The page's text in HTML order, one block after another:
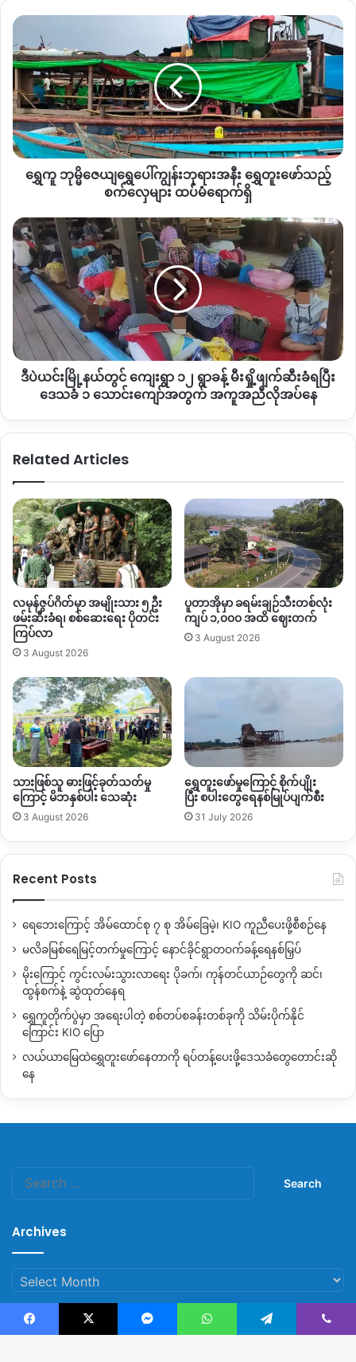
သည့် စစ်ကောင်စီ စစ်ကြောင်းသည် ယနေ့နံနက် မှော်ပုံကျေးရွာမှ
တပ်ပြန်လည်ဆုတ်သွားပြီဖြစ်ကြောင်း သိရသည်။
ထို့အပြင် ဒီဇင်ဘာ ၅ ရက်နေ့ စစ်ကောင်စီတပ် အင်အား
အလုံးအရင်းဖြင့် ဝင်စီးခဲ့ချိန် မဒဲန်ယန် ကျေးရွာဘုန်းကြီးကျောင်း
အတွင်း စုဝေးနေသည့် အရပ်သား ၁၈ ဦးကိုPDFဟု စွပ်စွဲပိတ်ဆို့
ဖမ်းဆီးခဲ့ပြီး ယင်းတို့အနက် ၁၁ ဦးကို နိုဝင်ဘာလ ၆ ရက် ယနေ့
နံနက် စစ်ကြောရေး ပို့လိုက်ကြောင်း ကျေးရွာနေအမျိုးသား တစ်ဦး
က ပြောသည်။
”အခြေအနေကတော့ မကောင်းဘူး ကျွန်တော်တို့ ဘက်က
၁၁ယောက်ပါသွားတယ်။ အစက ၁၈ ယောက်ဖမ်းထားတာ ကျန်တဲ့
သက်ကြီးရွယ်အိုနဲ့ ကလေးတွေပေါ့ ၇ နှစ်အရွယ် ၁၃ နှစ်အရွယ် ၁၄
နှစ်အရွယ် သုံးယောက်နဲ့သက်ကြီးရွယ်အိုတွေကိုပြန်လွတ်ပြီး လူငယ်
လူလတ်ပိုင်းတွေကို ဖမ်း ခေါ်သွားတယ်”ဟု ပြောသည်။
KIA နှင့်PDFပူးပေါင်းတပ်ဖွဲ့က Maden Yangကျေးရွာတွင်
စစ်တပ်က ဖမ်းဆီးထားသော အရပ်သားများကို ကယ်ထုတ်ရန်
သွားရောက်ခဲ့သော်လည်း နောက်ကျသွားသည့်အတွက် လက်လွတ်ခဲ့
ရကြောင်း အထက်တွင်ဖော်ပြခဲ့သည့် ဒေသခံအမျိုးသားတစ်ဦးက
ပြောသည်။
”သူတို့ကကျောင်းကိုအကာအကွယ်ယူပြီးနေထားတော့ ဒီ
ဘက်ကလုပ်ရ ကိုင်ရခက်သွားတာ။ ဒီဘက်က ၂နာရီ နောက်ပိုင်း
ကတည်းကစပြီး ဝင်စီးပေမယ့် ပစ်တာခတ်တာ နည်းနည်းကြာသွား
တော့ ဖမ်းထားတဲ့လူတွေကို မရလိုက်ဘူး သူတို့က ၂နာရီကတည်းက
ခေါ်ထုတ်သွားပြီအဲ့ကနေ”ဟုအထက်ဖော်ပြပါ အမျိုးသားက
ပြောသည်။
ဖမ်းဆီးခေါ်ဆောင်သွားသည့် အရပ်သား ၁၁ ဦးတွင် အမျိုးသား ၄
ဦး နှင့် အမျိုးသမီး ၇ ဦးပါဝင်ပြီး အသက် ၂၀ ကျော်၊ ၃၀ ကျော်
လူငယ် လူလတ်ပိုင်းများပါဝင်ကြောင်း သိရသည်။
”သူတို့ ဖားကန့်ဗျူဟာကုန်းဘက်ကစစ်ကြောရေးပို့ထားတယ်သိရ
တယ် အဲ့မှာတစ်ပတ် ၁၀ ရက်လောက်တော့ကြာမှာပြီးမှ ရဲအချုပ်တို့
ထောင်တို့ပို့မှာပဲ နာမည်စာရင်းတွေက အတည်ပြုနေတုန်း ၁၁
ယောက်ပဲ။ မြင်တာဘယ်သူဘယ်ဝါတွေပါသွားလဲ အတည်ပြုနေ
တုန်းတချို့လည်း ပုန်းရှောင်နေရတဲ့သူတွေရှိတယ်”ဟု မမုံကျေးရွာမှ
အမျိုးသားတစ်ဦးက ပြောသည်။
လက်ရှိ
ပြည်သူ ၃ ပုံ ၂ပုံခန့်က လုံးခင်း၊ ဆိုင်းရာ၊ ဖား
စစ်ကောင်စီတပ် စစ်ကြောင်းများ တပ်ဆုတ်သွားသော်လည်း
အထိနာထားသည့်အတွက် အချိန်မရွေးတိုက်ပွဲဖြစ်လာနိုင်ကြောင်း
ဒေသခံတစ်ချို့က သုံးသပ်ပြောဆိုသည်။
ဖားကန့်မြို့နယ် အနန့်ပါတွင် စစ်တပ်က လေယာဉ်နှင့် ပစ်ခတ်မှု
ကြောင့် အရပ်သားအစုအပြုံလိုက် သေဆုံးခဲ့ပြီးနောက် စစ်ကောင်စီ
တပ်သည် ဖားကန့်မြို့နယ်အတွင်းအပြင်တွင် စစ်ဆေးရေးတင်းကြပ်
လာသည်သာမက ၎င်းတို့စစ်ကြောင်း ထိုးရာလမ်းတစ်လျှောက် ပြည်
သူများကိုလည်း ဖမ်းဆီးခေါ်ဆောင်မှု များ ပိုမိုလုပ်ဆောင်နေသည်။
သို့သော် ဖားကန့်မြို့နယ်တွင် စစ်တပ်က အာဏာသိမ်းပြီးနောက်
သည့်အတွက် ဖမ်းဆီးခံရသူ စာရင်းတိတိကျကျ ရယူရန် ခက်ခဲနေ
ရွှေ
ဘု
မ္
မိ
ဇေယျ
ရွှေ
ပေါ်
ကျွန်း
ဘုရား
တူး
ဖော်
သည့်
စက်
လှေ
များ
ထပ်မံ
ရောက်
ရှိ
ရွှေကူ ဘုမ္မိဇေယျရွှေပေါ်ကျွန်းဘုရားအနီး ရွှေတူးဖော်သည့်
စက်လှေများ ထပ်မံရောက်ရှိ
ဒီ
ပဲ
ယင်း
မြို့နယ်
တွင်
ကျေးရွာ
၁၂
ရွာ
ခန့်
မီးရှို့
ဖျက်ဆီး
ဒေသခံ
ကျော်
အတွက်
အကူအညီ
လိုအပ်
နေ
ဒီပဲယင်းမြို့နယ်တွင် ကျေးရွာ ၁၂ ရွာခန့် မီးရှို့ဖျက်ဆီးခံရပြီး
ဒေသခံ ၁ သောင်းကျော်အတွက် အကူအညီလိုအပ်နေ
Related Articles
လမုန်ဇွပ်ဂိတ်မှာ အမျိုးသား ၅ ဦး
ဖမ်းဆီးခံရ၊ စစ်ဆေးရေး ပိုတင်း
ကြပ်လာ
3 August 2026
ပူတာအိုမှာ ခရမ်းချဉ်သီးတစ်လုံး
ကျပ် ၁,၀၀၀ အထိ ဈေးတက်
3 August 2026
သားဖြစ်သူ ဓားဖြင့်ခုတ်သတ်မှု
ကြောင့် မိဘနှစ်ပါး သေဆုံး
3 August 2026
ရွှေတူးဖော်မှုကြောင့် စိုက်ပျိုး
ပြီး စပါးတွေရေနစ်မြုပ်ပျက်စီး
31 July 2026
Recent Posts
ရေဘေးကြောင့် အိမ်ထောင်စု ၇ စု အိမ်ခြေမဲ့၊ KIO ကူညီပေးဖို့စီစဉ်နေ
မလိခမြစ်ရေမြင့်တက်မှုကြောင့် နောင်ခိုင်ရွာတဝက်ခန့်ရေနစ်မြှပ်
မိုးကြောင့် ကွင်းလမ်းသွားလာရေး ပိုခက်၊ ကုန်တင်ယာဉ်တွေကို ဆင်၊
ထွန်စက်နဲ့ ဆွဲထုတ်နေရ
ရွှေကူတိုက်ပွဲမှာ အရေးပါတဲ့ စစ်တပ်စခန်းတစ်ခုကို သိမ်းပိုက်နိုင်
ကြောင်း KIO ပြော
လယ်ယာမြေထဲရွှေတူးဖော်နေတာကို ရပ်တန့်ပေးဖို့ဒေသခံတွေတောင်းဆို
နေ
Archives
Archives
Facebook X Messenger WhatsApp Telegram Viber